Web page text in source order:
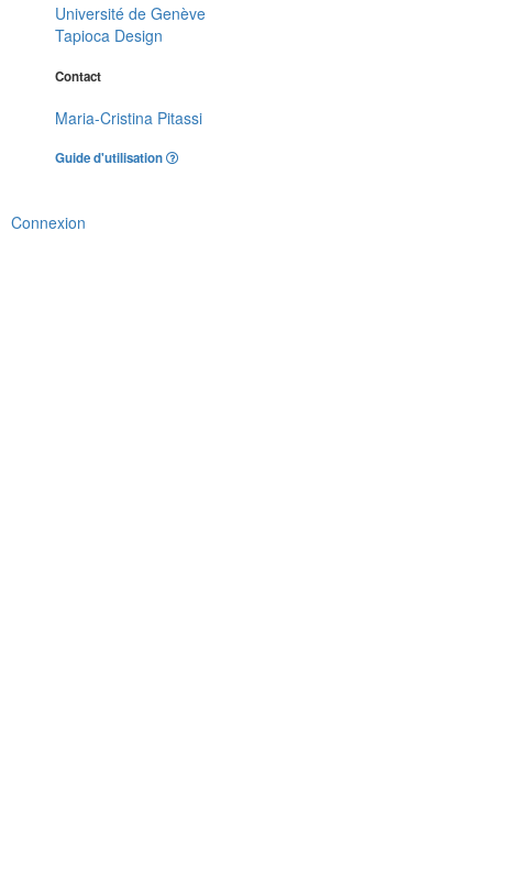
Université de Genève
Tapioca Design
Contact
Maria-Cristina Pitassi
Guide d'utilisation
Connexion